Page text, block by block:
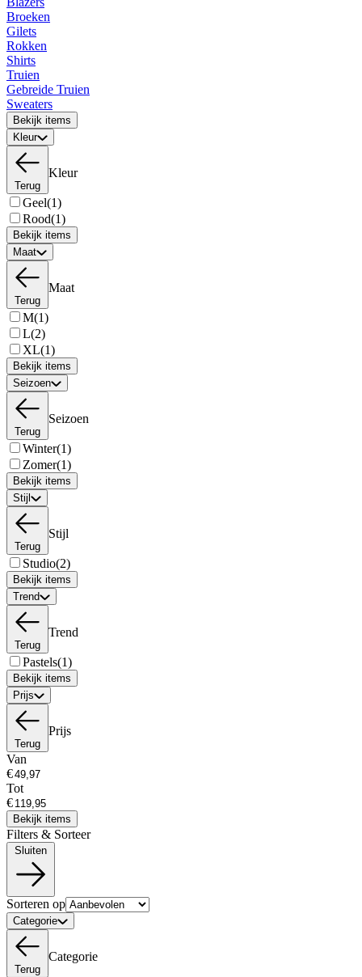
Broeken
Gilets
Rokken
Shirts
Truien
Gebreide Truien
Sweaters
Bekijk items
Kleur
Terug
Kleur
Geel(1)
Rood(1)
Bekijk items
Maat
Terug
Maat
M(1)
L(2)
XL(1)
Bekijk items
Seizoen
Terug
Seizoen
Winter(1)
Zomer(1)
Bekijk items
Stijl
Terug
Stijl
Studio(2)
Bekijk items
Trend
Terug
Trend
Pastels(1)
Bekijk items
Prijs
Terug
Prijs
Van
€
Tot
€
Bekijk items
Filters & Sorteer
Sorteren op
Categorie
Terug
Categorie